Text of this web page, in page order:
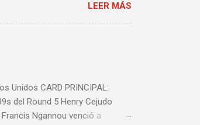
LEER MÁS
Unidos CARD PRINCIPAL:
del Round 5 Henry Cejudo
Ngannou venció a